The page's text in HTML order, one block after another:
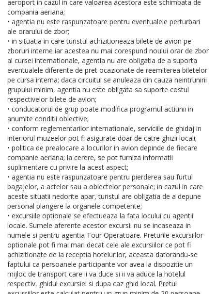
aeroport in cazul in care valoarea acestora este schimbata de
compania aeriana;
• agentia nu este raspunzatoare pentru eventualele perturbari
ale orarului de zbor;
• in situatia in care turistul achizitioneaza bilete de avion pe
zboruri interne iar acestea nu mai corespund noului orar de zbor
al cursei internationale, agentia nu are obligatia de a suporta
eventualele diferente de pret ocazionate de reemiterea biletelor
pe cursa interna; daca circuitul se anuleaza din cauza neintrunirii
grupului minim, agentia nu este obligata sa suporte costul
respectivelor bilete de avion;
• conducatorul de grup poate modifica programul actiunii in
anumite conditii obiective;
• conform reglementarilor internationale, serviciile de ghidaj in
interiorul muzeelor pot fi asigurate doar de catre ghizii locali;
• politica de prealocare a locurilor in avion depinde de fiecare
companie aeriana; la cerere, se pot furniza informatii
suplimentare cu privire la acest aspect;
• agentia nu este raspunzatoare pentru pierderea sau furtul
bagajelor, a actelor sau a obiectelor personale; in cazul in care
aceste situatii nedorite apar, turistul are obligatia de a depune
personal plangere la organele competente;
• excursiile optionale se efectueaza la fata locului cu agentii
locale. Sumele aferente acestor excursii nu se incaseaza in
numele si pentru agentia Tour Operatoare. Preturile excursiilor
optionale pot fi mai mari decat cele ale excursiilor ce pot fi
achizitionate de la receptia hotelurilor, aceasta datorandu-se
faptului ca persoanele participante vor avea la dispozitie un
mijloc de transport care ii va duce si ii va aduce la hotelul
respectiv, ghidul excursiei si dupa caz ghid local. Pretul